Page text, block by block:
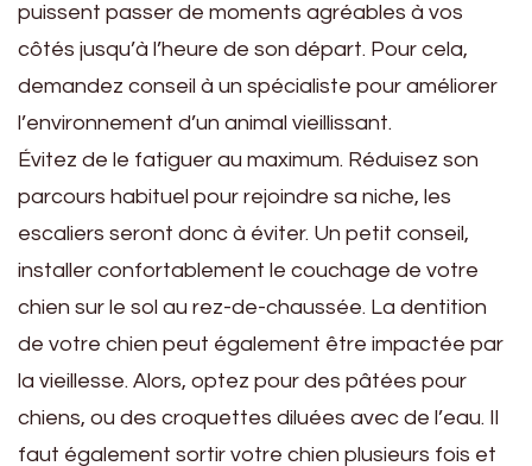
puissent passer de moments agréables à vos
côtés jusqu’à l’heure de son départ. Pour cela,
demandez conseil à un spécialiste pour améliorer
l’environnement d’un animal vieillissant.
Évitez de le fatiguer au maximum. Réduisez son
parcours habituel pour rejoindre sa niche, les
escaliers seront donc à éviter. Un petit conseil,
installer confortablement le couchage de votre
chien sur le sol au rez-de-chaussée. La dentition
de votre chien peut également être impactée par
la vieillesse. Alors, optez pour des pâtées pour
chiens, ou des croquettes diluées avec de l’eau. Il
faut également sortir votre chien plusieurs fois et